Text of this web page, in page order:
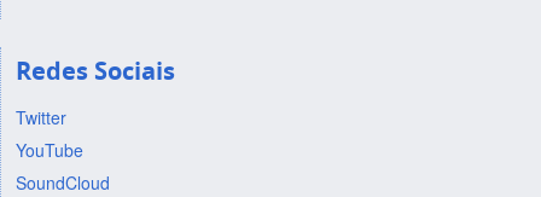
Redes Sociais
Twitter
YouTube
SoundCloud